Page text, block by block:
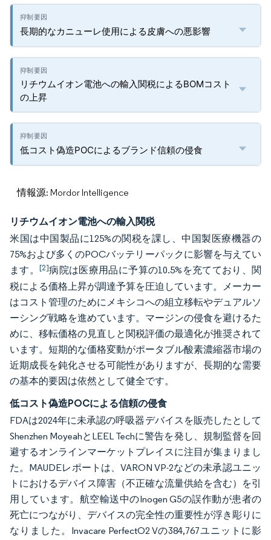
長期的なカニューレ使用による皮膚への悪影響
リチウムイオン電池への輸入関税によるBOMコスト
の上昇
低コスト偽造POCによるブランド信頼の侵食
情報源: Mordor Intelligence
リチウムイオン電池への輸入関税
米国は中国製品に125%の関税を課し、中国製医療機器の
75%および多くのPOCバッテリーパックに影響を与えてい
ます。[2]病院は医療用品に予算の10.5%を充てており、関
税による価格上昇が調達予算を圧迫しています。メーカー
はコスト管理のためにメキシコへの組立移転やデュアルソ
ーシング戦略を進めています。マージンの侵食を避けるた
めに、移転価格の見直しと関税評価の最適化が推奨されて
います。短期的な価格変動がポータブル酸素濃縮器市場の
近期成長を鈍化させる可能性がありますが、長期的な需要
の基本的要因は依然として健全です。
低コスト偽造POCによる信頼の侵食
FDAは2024年に未承認の呼吸器デバイスを販売したとして
Shenzhen MoyeahとLEEL Techに警告を発し、規制監督を回
避するオンラインマーケットプレイスに注目が集まりまし
た。MAUDEレポートは、VARON VP-2などの未承認ユニッ
トにおけるデバイス障害（不正確な流量供給を含む）を引
用しています。航空輸送中のInogen G5の誤作動が患者の
死亡につながり、デバイスの完全性の重要性が浮き彫りに
なりました。Invacare PerfectO2 Vの384,767ユニットに影